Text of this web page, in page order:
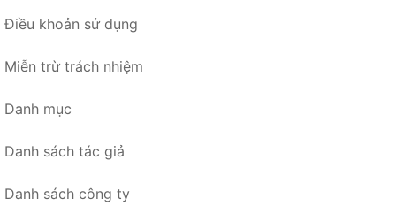
Điều khoản sử dụng
Miễn trừ trách nhiệm
Danh mục
Danh sách tác giả
Danh sách công ty